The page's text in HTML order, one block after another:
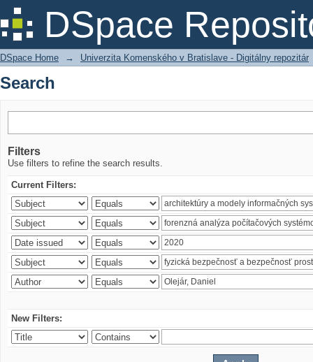
DSpace
Search
DSpace Home → Univerzita Komenského v Bratislave - Digitálny repozitár
Search
Filters
Use filters to refine the search results.
Current Filters:
New Filters: